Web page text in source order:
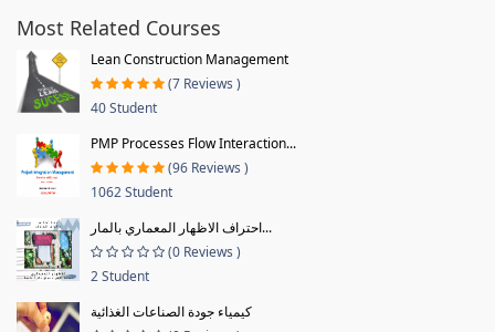
Most Related Courses
Lean Construction Management
(7 Reviews )
40 Student
PMP Processes Flow Interaction...
(96 Reviews )
1062 Student
احتراف الاظهار المعماري بالمار...
(0 Reviews )
2 Student
كيمياء جودة الصناعات الغذائية